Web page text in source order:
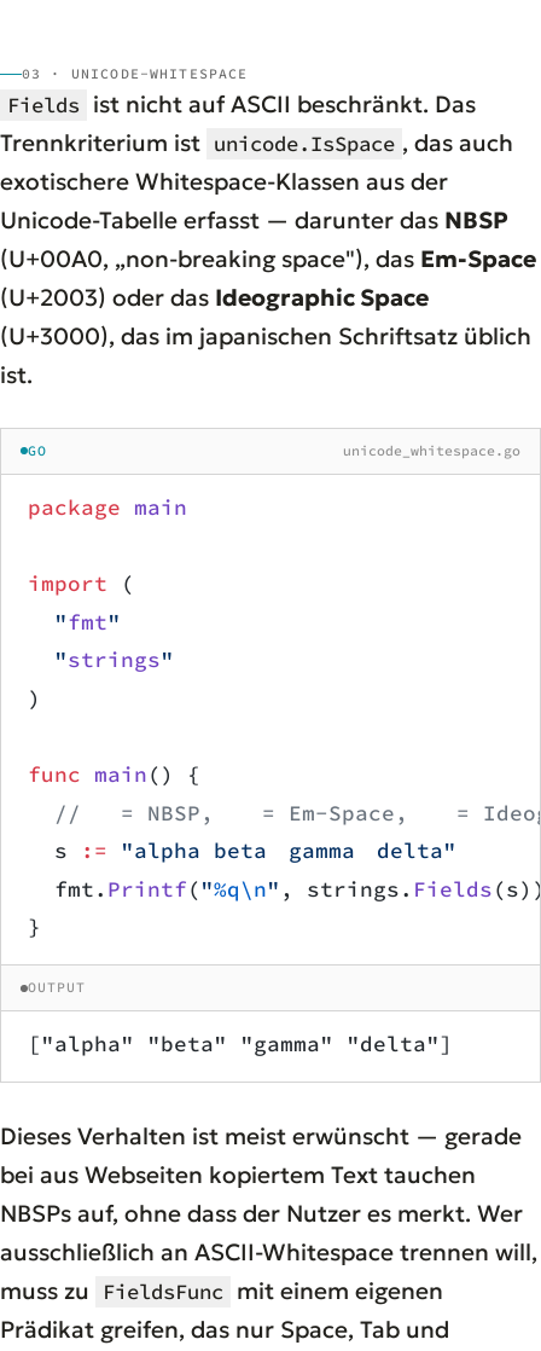
03 · UNICODE-WHITESPACE
Fields ist nicht auf ASCII beschränkt. Das
Trennkriterium ist unicode.IsSpace , das auch
exotischere Whitespace-Klassen aus der
Unicode-Tabelle erfasst — darunter das NBSP
(U+00A0, „non-breaking space"), das Em-Space
(U+2003) oder das Ideographic Space
(U+3000), das im japanischen Schriftsatz üblich
ist.
GO unicode_whitespace.go
package main
import (
	"
fmt"
	"
strings"
)
func main() {
//   = NBSP,   = Em-Space, 　 =
	s
:= "alpha beta gamma　delta"
	fmt.
Printf( "%q\n" , strings. Fields
}
OUTPUT
["alpha" "beta" "gamma" "delta"]
Dieses Verhalten ist meist erwünscht — gerade
bei aus Webseiten kopiertem Text tauchen
NBSPs auf, ohne dass der Nutzer es merkt. Wer
ausschließlich an ASCII-Whitespace trennen will,
muss zu
FieldsFunc mit einem eigenen
Prädikat greifen, das nur Space, Tab und